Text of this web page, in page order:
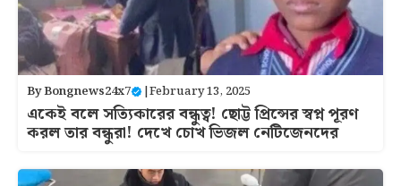
ByBongnews24x7 |February 13, 2025
একেই বলে সত্যিকারের বন্ধুত্ব! ছোট্ট প্রিন্সের স্বপ্ন পূরণ
করল তার বন্ধুরা! দেখে চোখ ভিজল নেটিজেনদের